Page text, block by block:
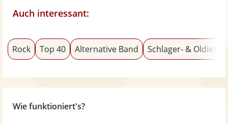
Auch interessant:
Rock Top 40 Alternative Band Schlager- & Oldies
Wie funktioniert's?